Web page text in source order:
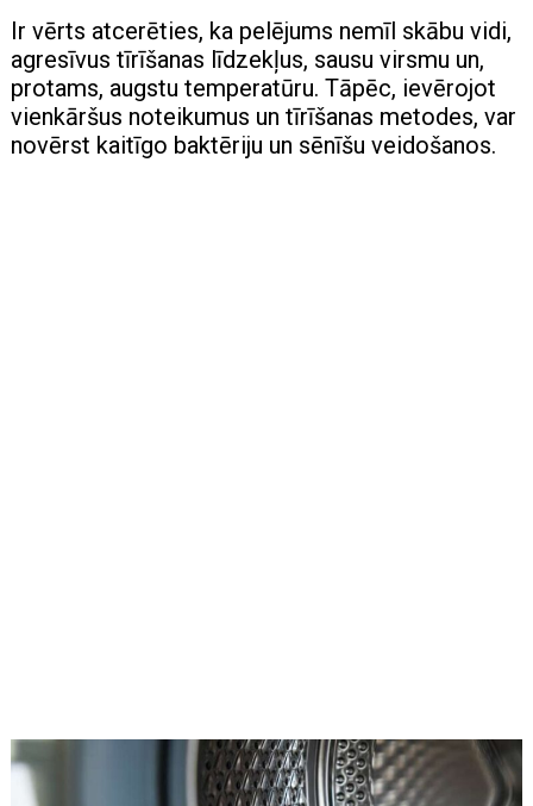
Ir vērts atcerēties, ka pelējums nemīl skābu vidi,
agresīvus tīrīšanas līdzekļus, sausu virsmu un,
protams, augstu temperatūru. Tāpēc, ievērojot
vienkāršus noteikumus un tīrīšanas metodes, var
novērst kaitīgo baktēriju un sēnīšu veidošanos.